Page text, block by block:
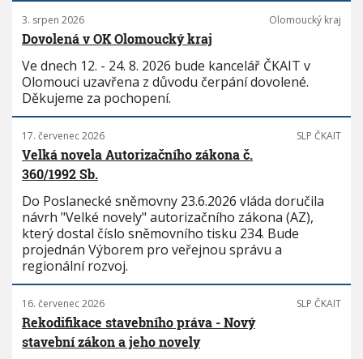
3. srpen 2026 Olomoucký kraj
Dovolená v OK Olomoucký kraj
Ve dnech 12. - 24. 8. 2026 bude kancelář ČKAIT v
Olomouci uzavřena z důvodu čerpání dovolené.
Děkujeme za pochopení.
17. červenec 2026 SLP ČKAIT
Velká novela Autorizačního zákona č.
360/1992 Sb.
Do Poslanecké sněmovny 23.6.2026 vláda doručila
návrh "Velké novely" autorizačního zákona (AZ),
který dostal číslo sněmovního tisku 234. Bude
projednán Výborem pro veřejnou správu a
regionální rozvoj.
16. červenec 2026 SLP ČKAIT
Rekodifikace stavebního práva - Nový
stavební zákon a jeho novely